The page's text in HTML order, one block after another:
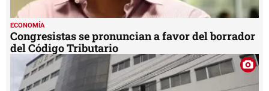
ECONOMÍA
Congresistas se pronuncian a favor del borrador
del Código Tributario